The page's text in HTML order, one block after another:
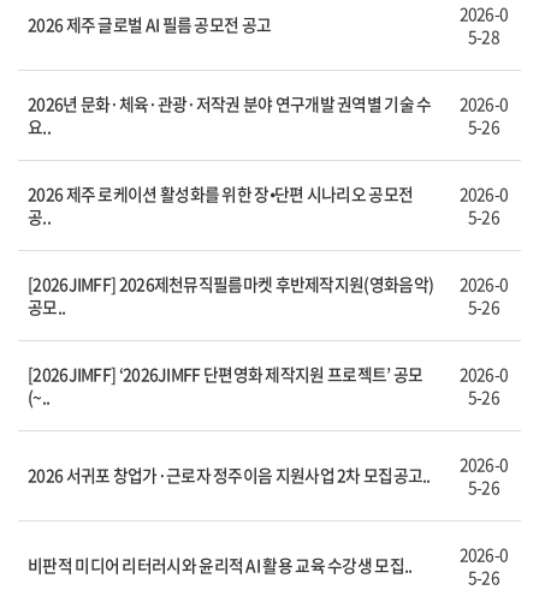
2026 제주 글로벌 AI 필름 공모전 공고
2026-0
5-28
2026년 문화·체육·관광·저작권 분야 연구개발 권역별 기술 수
요..
2026-0
5-26
2026 제주 로케이션 활성화를 위한 장⦁단편 시나리오 공모전
공..
2026-0
5-26
[2026JIMFF] 2026제천뮤직필름마켓 후반제작지원(영화음악)
공모..
2026-0
5-26
[2026JIMFF] ‘2026JIMFF 단편영화 제작지원 프로젝트’ 공모
(~..
2026-0
5-26
2026 서귀포 창업가·근로자 정주이음 지원사업 2차 모집공고..
2026-0
5-26
비판적 미디어 리터러시와 윤리적 AI 활용 교육 수강생 모집..
2026-0
5-26